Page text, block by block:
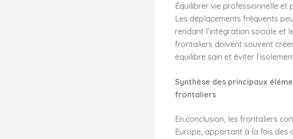
Équilibrer vie professionnelle et
Les déplacements fréquents
rendant l’intégration sociale et
frontaliers doivent souvent
équilibre sain et éviter
Synthèse des principaux
frontaliers
En conclusion, les frontaliers
Europe, apportant à la fois des